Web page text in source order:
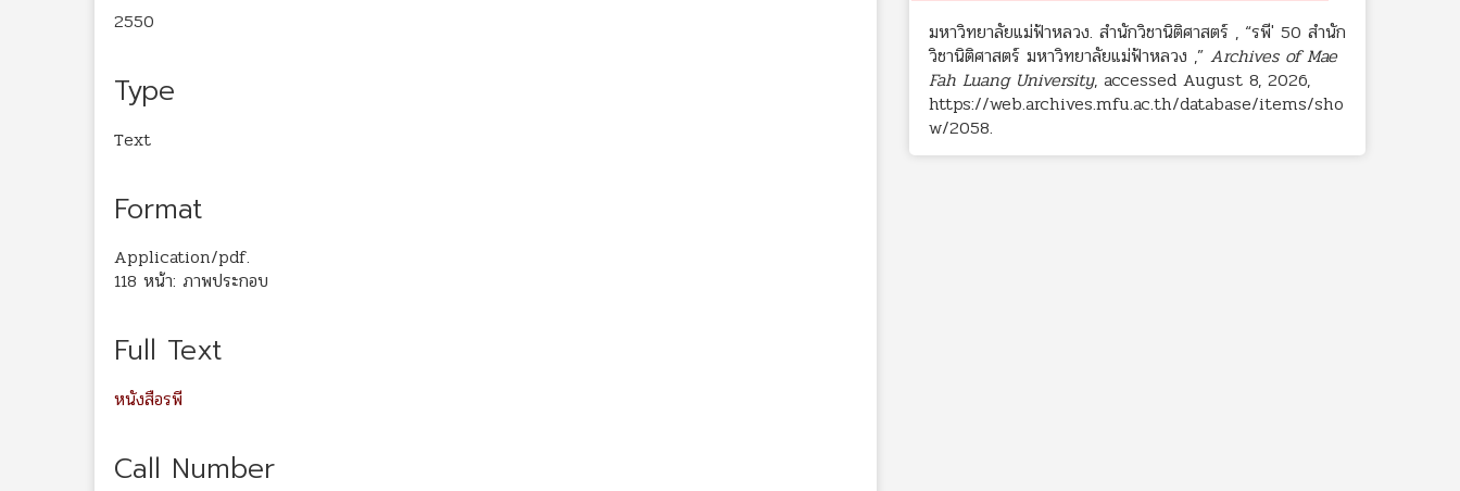
2550
Type
Text
Format
Application/pdf.
118 หน้า: ภาพประกอบ
Full Text
หนังสือรพี
Call Number
มหาวิทยาลัยแม่ฟ้าหลวง. สำนักวิชานิติศาสตร์ , “รพี' 50 สำนัก
วิชานิติศาสตร์ มหาวิทยาลัยแม่ฟ้าหลวง ,” Archives of Mae
Fah Luang University, accessed August 8, 2026,
https://web.archives.mfu.ac.th/database/items/sho
w/2058.